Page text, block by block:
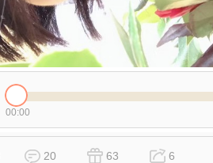
00:00
20 63 6